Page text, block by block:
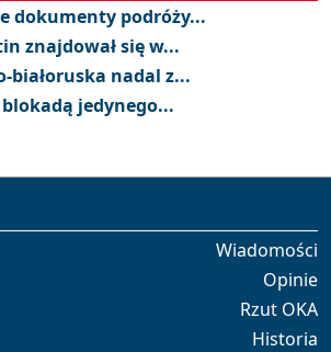
dokumenty podróży...
znajdował się w...
białoruska nadal z...
jedynego...
Wiadomości
Opinie
Rzut OKA
Historia